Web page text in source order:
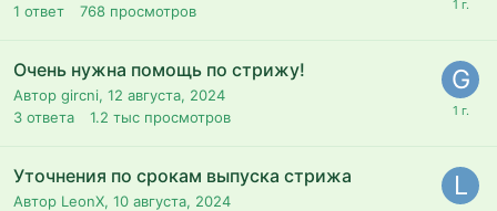
1 ответ 768 просмотров
Очень нужна помощь по стрижу!
Автор gircni, 12 августа, 2024
3 ответа 1.2 тыс просмотров
Уточнения по срокам выпуска стрижа
Автор LeonX, 10 августа, 2024